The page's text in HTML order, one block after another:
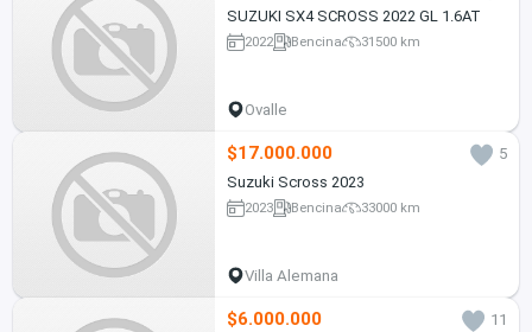
SUZUKI SX4 SCROSS 2022 GL 1.6AT
2022 Bencina 31500 km
Ovalle
$17.000.000
5
Suzuki Scross 2023
2023 Bencina 33000 km
Villa Alemana
$6.000.000 11